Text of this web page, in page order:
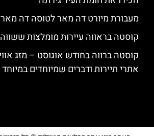
מעבורת מיורט דה מאר לטוסה דה מאר
קוסטה בראווה עיירות מומלצות
קוסטה ברווה בחודש אוגוסט – מזג
אתרי תיירות ודברים שמיוחדים